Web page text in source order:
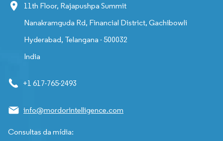
11th Floor, Rajapushpa Summit
Nanakramguda Rd, Financial District, Gachibowli
Hyderabad, Telangana - 500032
India
+1 617-765-2493
info@mordorintelligence.com
Consultas da mídia: